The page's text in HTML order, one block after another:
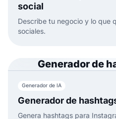
social
Describe tu negocio y lo que
sociales.
Generador de
Generador de IA
Generador de
Genera hashtags para